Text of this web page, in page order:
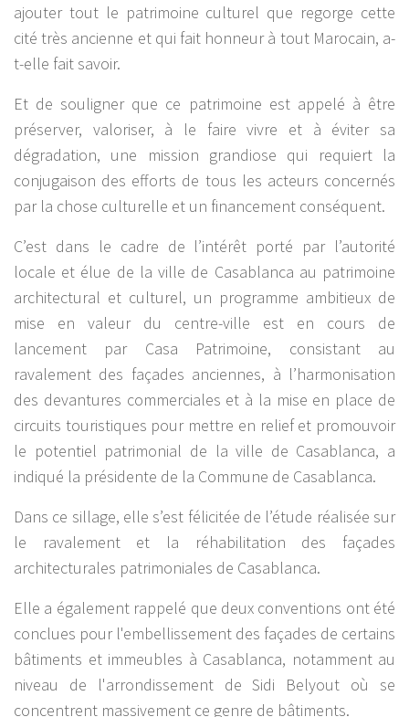
ajouter tout le patrimoine culturel que regorge cette
cité très ancienne et qui fait honneur à tout Marocain, a-
t-elle fait savoir.
Et de souligner que ce patrimoine est appelé à être
préserver, valoriser, à le faire vivre et à éviter sa
dégradation, une mission grandiose qui requiert la
conjugaison des efforts de tous les acteurs concernés
par la chose culturelle et un financement conséquent.
C’est dans le cadre de l’intérêt porté par l’autorité
locale et élue de la ville de Casablanca au patrimoine
architectural et culturel, un programme ambitieux de
mise en valeur du centre-ville est en cours de
lancement par Casa Patrimoine, consistant au
ravalement des façades anciennes, à l’harmonisation
des devantures commerciales et à la mise en place de
circuits touristiques pour mettre en relief et promouvoir
le potentiel patrimonial de la ville de Casablanca, a
indiqué la présidente de la Commune de Casablanca.
Dans ce sillage, elle s’est félicitée de l’étude réalisée sur
le ravalement et la réhabilitation des façades
architecturales patrimoniales de Casablanca.
Elle a également rappelé que deux conventions ont été
conclues pour l'embellissement des façades de certains
bâtiments et immeubles à Casablanca, notamment au
niveau de l'arrondissement de Sidi Belyout où se
concentrent massivement ce genre de bâtiments.